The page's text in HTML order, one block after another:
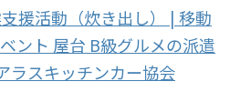
援活動（炊き出し） | 移動
ント 屋台 B級グルメの派遣
ラスキッチンカー協会